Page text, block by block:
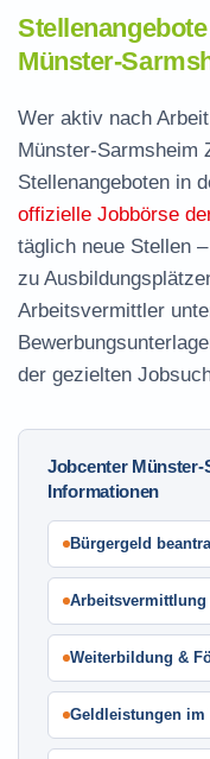
Münster-
Wer aktiv nach
Münster-Sarmsheim
Stellenangeboten in
offizielle Jobbörse
täglich neue Stellen
zu
Arbeitsvermittler
der gezielten
Jobcenter Münster-
Informationen
Bürgergeld
Arbeitsvermittlung
Weiterbildung &
Geldleistungen im